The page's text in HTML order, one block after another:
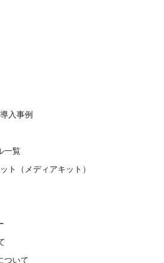
入事例
一覧
ト（メディアキット）
ついて